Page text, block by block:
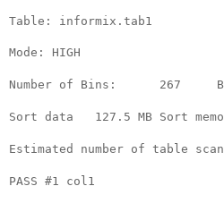
Table: informix.tab1
Mode: HIGH
Number of Bins: 267
Sort data 127.5 MB Sort
Estimated number of table
PASS #1 col1